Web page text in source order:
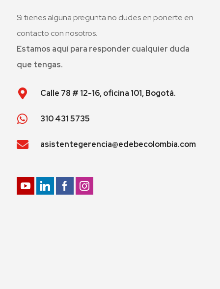
Si tienes alguna pregunta no dudes en ponerte en
contacto con nosotros.
Estamos aquí para responder cualquier duda
que tengas.
Calle 78 # 12-16, oficina 101, Bogotá.
310 431 5735
asistentegerencia@edebecolombia.com